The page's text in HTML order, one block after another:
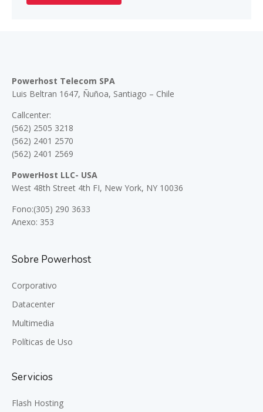
Powerhost Telecom SPA
Luis Beltran 1647, Ñuñoa, Santiago – Chile
Callcenter:
(562) 2505 3218
(562) 2401 2570
(562) 2401 2569
PowerHost LLC- USA
West 48th Street 4th FI, New York, NY 10036
Fono:(305) 290 3633
Anexo: 353
Sobre Powerhost
Corporativo
Datacenter
Multimedia
Políticas de Uso
Servicios
Flash Hosting